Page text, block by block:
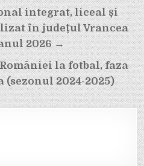
integrat, liceal și
în județul Vrancea
2026 →
la fotbal, faza
(sezonul 2024-2025)